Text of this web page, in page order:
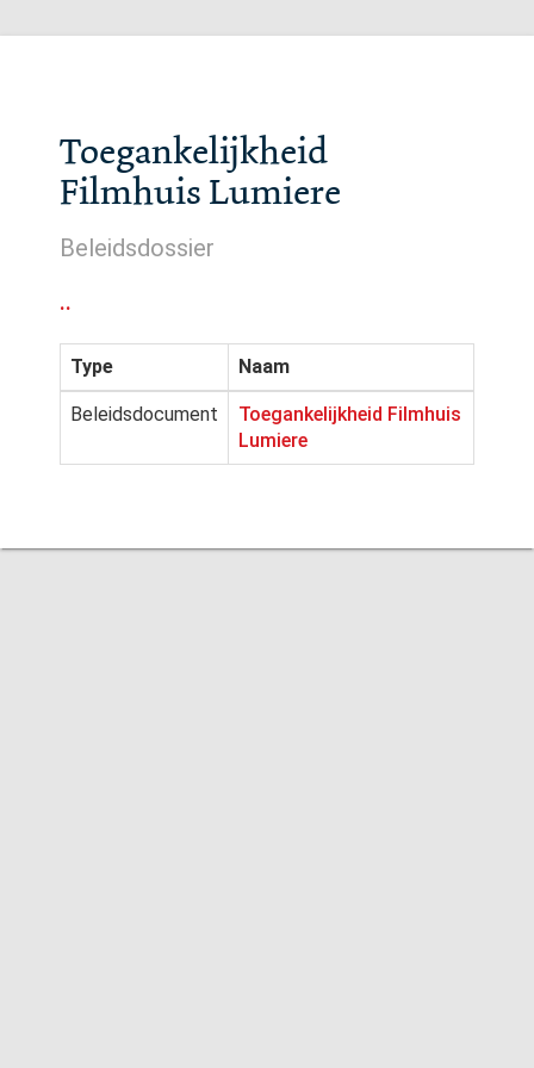
Toegankelijkheid
Filmhuis Lumiere
Beleidsdossier
..
Type Naam
Beleidsdocument
Toegankelijkheid Filmhuis
Lumiere